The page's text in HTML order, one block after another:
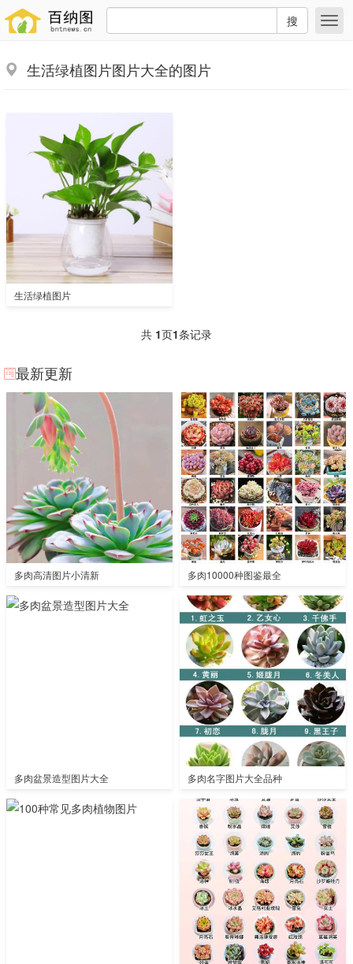
搜
生活绿植图片图片大全的图片
生活绿植图片
共 1页1条记录
最新更新
多肉高清图片小清新 多肉10000种图鉴最全
多肉盆景造型图片大全 多肉名字图片大全品种